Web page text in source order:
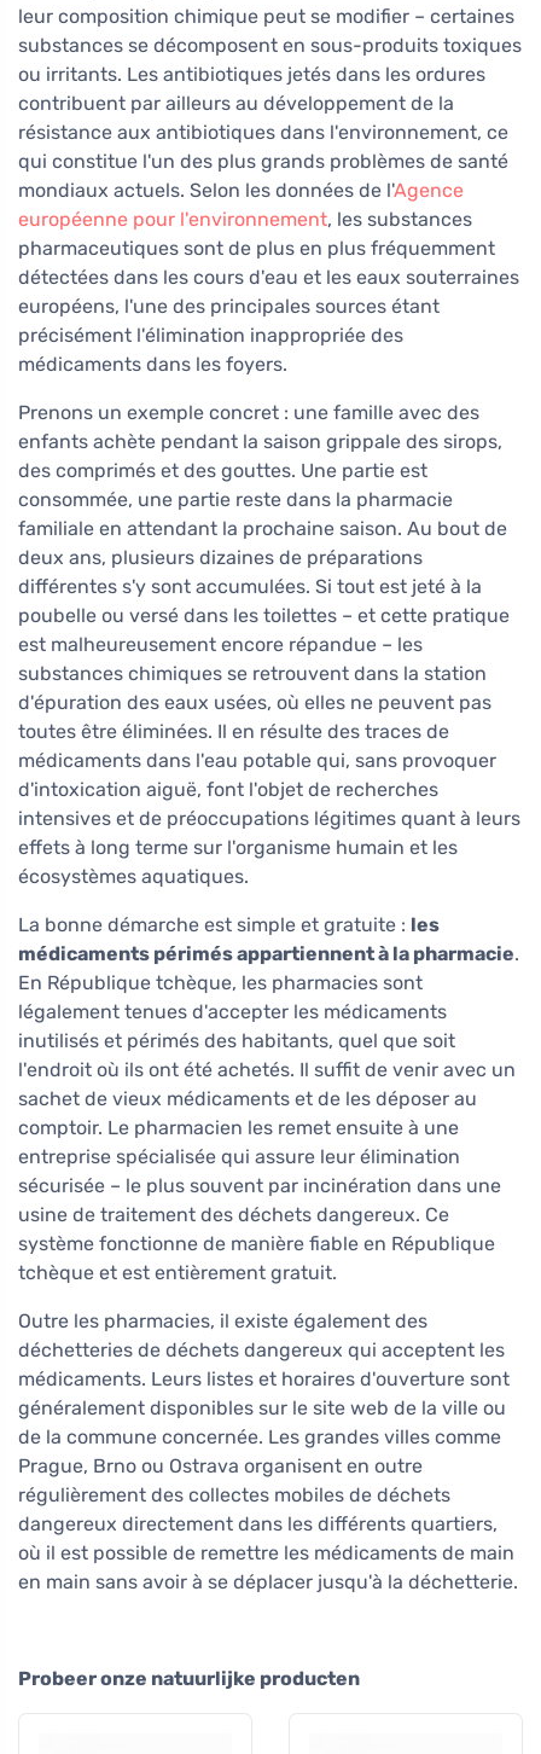
leur composition chimique peut se modifier – certaines
substances se décomposent en sous-produits toxiques
ou irritants. Les antibiotiques jetés dans les ordures
contribuent par ailleurs au développement de la
résistance aux antibiotiques dans l'environnement, ce
qui constitue l'un des plus grands problèmes de santé
mondiaux actuels. Selon les données de l'Agence
européenne pour l'environnement, les substances
pharmaceutiques sont de plus en plus fréquemment
détectées dans les cours d'eau et les eaux souterraines
européens, l'une des principales sources étant
précisément l'élimination inappropriée des
médicaments dans les foyers.
Prenons un exemple concret : une famille avec des
enfants achète pendant la saison grippale des sirops,
des comprimés et des gouttes. Une partie est
consommée, une partie reste dans la pharmacie
familiale en attendant la prochaine saison. Au bout de
deux ans, plusieurs dizaines de préparations
différentes s'y sont accumulées. Si tout est jeté à la
poubelle ou versé dans les toilettes – et cette pratique
est malheureusement encore répandue – les
substances chimiques se retrouvent dans la station
d'épuration des eaux usées, où elles ne peuvent pas
toutes être éliminées. Il en résulte des traces de
médicaments dans l'eau potable qui, sans provoquer
d'intoxication aiguë, font l'objet de recherches
intensives et de préoccupations légitimes quant à leurs
effets à long terme sur l'organisme humain et les
écosystèmes aquatiques.
La bonne démarche est simple et gratuite : les
médicaments périmés appartiennent à la pharmacie.
En République tchèque, les pharmacies sont
légalement tenues d'accepter les médicaments
inutilisés et périmés des habitants, quel que soit
l'endroit où ils ont été achetés. Il suffit de venir avec un
sachet de vieux médicaments et de les déposer au
comptoir. Le pharmacien les remet ensuite à une
entreprise spécialisée qui assure leur élimination
sécurisée – le plus souvent par incinération dans une
usine de traitement des déchets dangereux. Ce
système fonctionne de manière fiable en République
tchèque et est entièrement gratuit.
Outre les pharmacies, il existe également des
déchetteries de déchets dangereux qui acceptent les
médicaments. Leurs listes et horaires d'ouverture sont
généralement disponibles sur le site web de la ville ou
de la commune concernée. Les grandes villes comme
Prague, Brno ou Ostrava organisent en outre
régulièrement des collectes mobiles de déchets
dangereux directement dans les différents quartiers,
où il est possible de remettre les médicaments de main
en main sans avoir à se déplacer jusqu'à la déchetterie.
Probeer onze natuurlijke producten